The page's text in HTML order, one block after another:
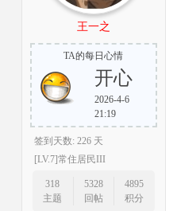
王一之
TA的每日心情
开心
2026-4-6
21:19
签到天数: 226 天
[LV.7]常住居民III
318
主题
5328
回帖
4895
积分